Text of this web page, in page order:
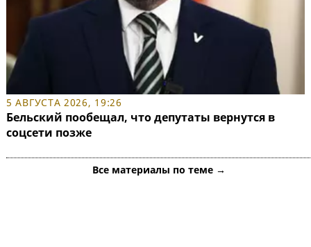
5 АВГУСТА 2026, 19:26
Бельский пообещал, что депутаты вернутся в
соцсети позже
Все материалы по теме →